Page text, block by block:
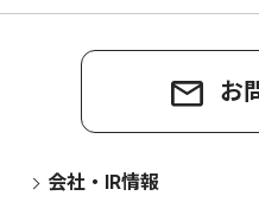
お
会社・IR情報